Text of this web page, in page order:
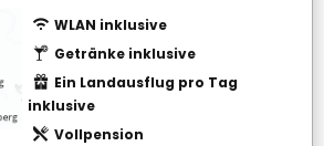
WLAN inklusive
Getränke inklusive
Ein Landausflug pro Tag
inklusive
Vollpension